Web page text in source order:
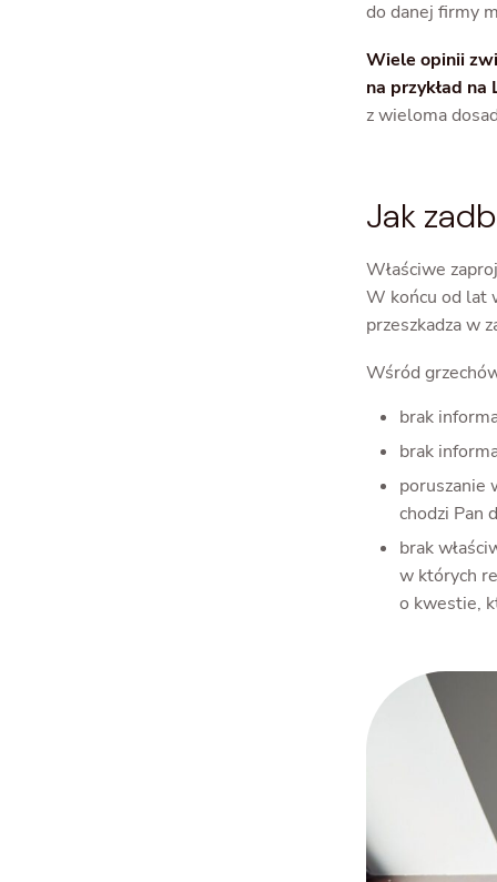
do danej firmy
Wiele opinii
na przykład
z wieloma
Jak
Właściwe
W końcu od lat
przeszkadza w
Wśród
brak
brak
poruszanie
chodzi Pan
brak
w których
o kwestie,